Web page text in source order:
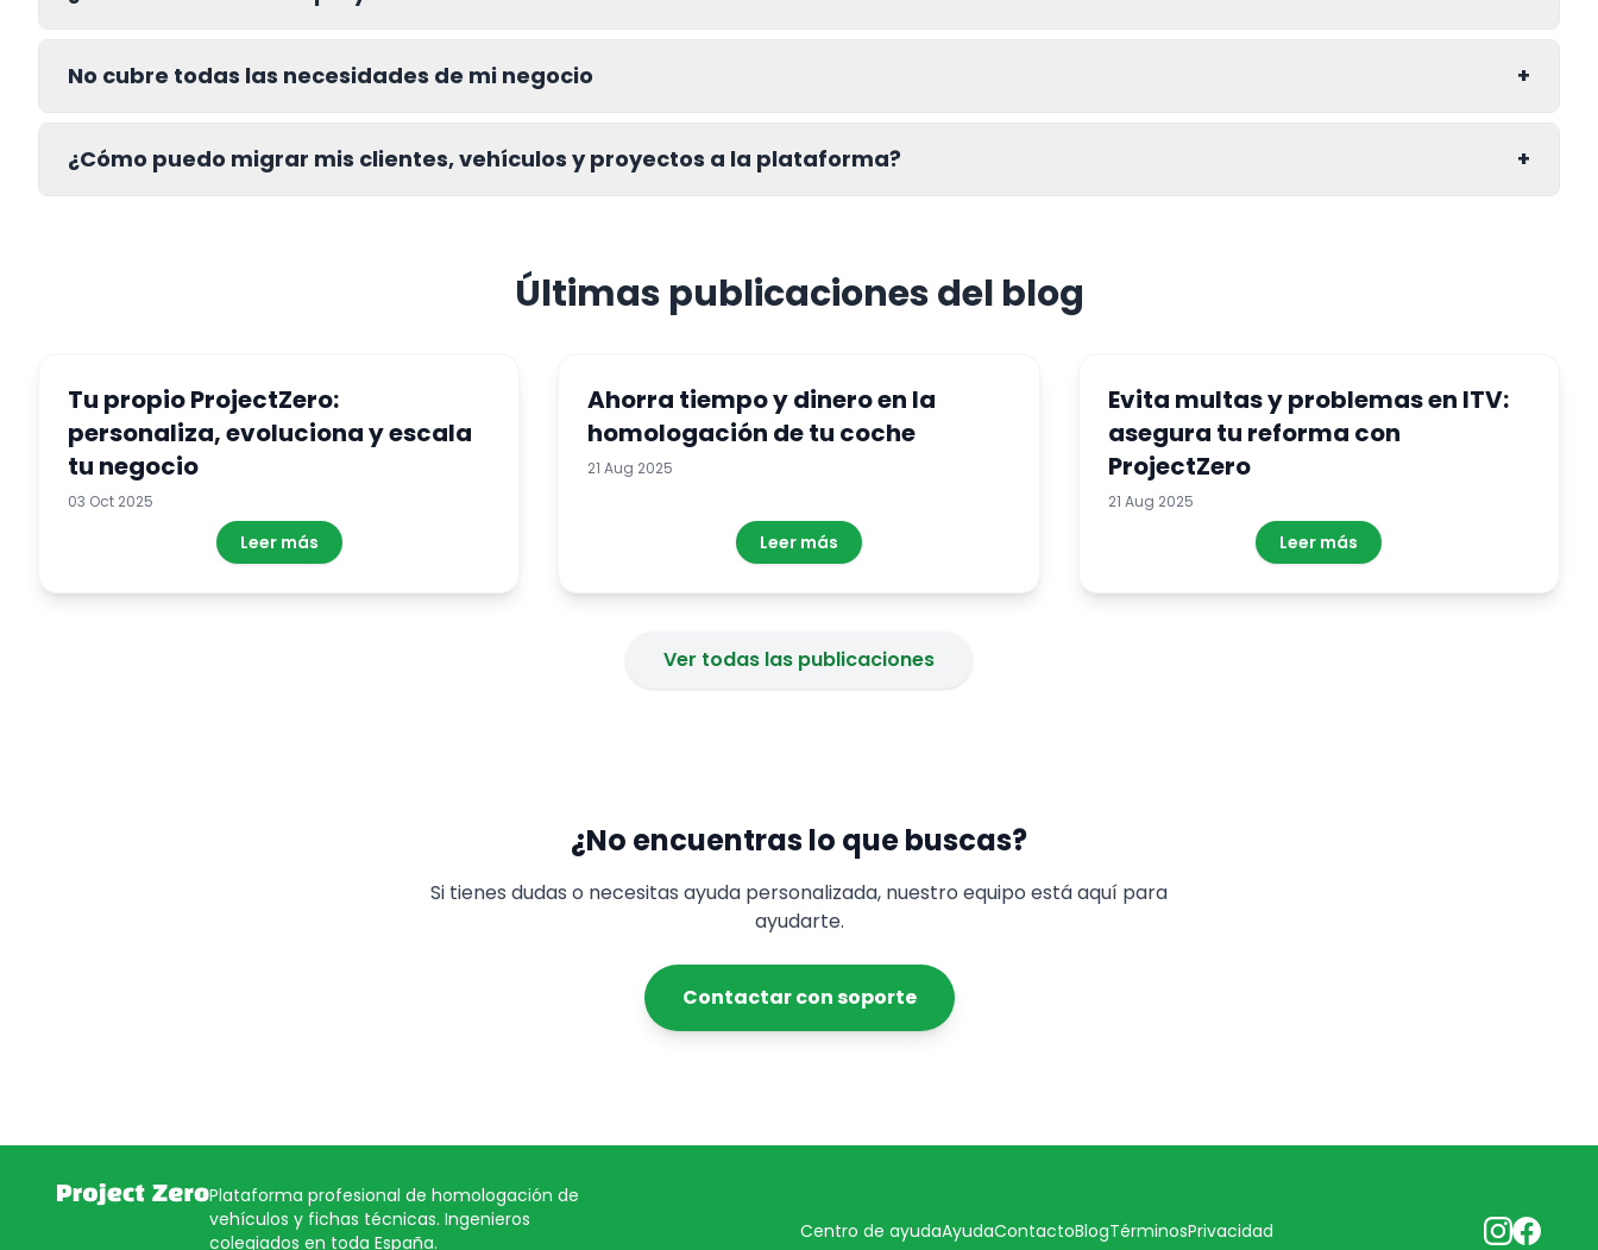
No cubre todas las necesidades de mi negocio +
¿Cómo puedo migrar mis clientes, vehículos y proyectos a la plataforma? +
Últimas publicaciones del blog
Tu propio ProjectZero:
personaliza, evoluciona y escala
tu negocio
03 Oct 2025
Leer más
Ahorra tiempo y dinero en la
homologación de tu coche
21 Aug 2025
Leer más
Evita multas y problemas en ITV:
asegura tu reforma con
ProjectZero
21 Aug 2025
Leer más
Ver todas las publicaciones
¿No encuentras lo que buscas?
Si tienes dudas o necesitas ayuda personalizada, nuestro equipo está aquí para
ayudarte.
Contactar con soporte
Plataforma profesional de homologación de
vehículos y fichas técnicas. Ingenieros
colegiados en toda España.
Centro de ayudaAyudaContactoBlogTérminosPrivacidad